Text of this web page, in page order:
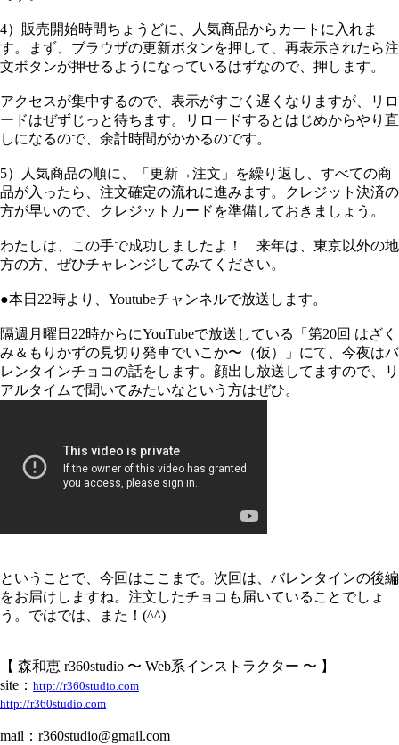
4）販売開始時間ちょうどに、人気商品からカートに入れま
す。まず、ブラウザの更新ボタンを押して、再表示されたら注
文ボタンが押せるようになっているはずなので、押します。
アクセスが集中するので、表示がすごく遅くなりますが、リロ
ードはぜずじっと待ちます。リロードするとはじめからやり直
しになるので、余計時間がかかるのです。
5）人気商品の順に、「更新→注文」を繰り返し、すべての商
品が入ったら、注文確定の流れに進みます。クレジット決済の
方が早いので、クレジットカードを準備しておきましょう。
わたしは、この手で成功しましたよ！ 来年は、東京以外の地
方の方、ぜひチャレンジしてみてください。
●本日22時より、Youtubeチャンネルで放送します。
隔週月曜日22時からにYouTubeで放送している「第20回 はざく
み＆もりかずの見切り発車でいこか〜（仮）」にて、今夜はバ
レンタインチョコの話をします。顔出し放送してますので、リ
アルタイムで聞いてみたいなという方はぜひ。
ということで、今回はここまで。次回は、バレンタインの後編
をお届けしますね。注文したチョコも届いていることでしょ
う。ではでは、また！(^^)
【 森和恵 r360studio 〜 Web系インストラクター 〜 】
site： http://r360studio.com
http://r360studio.com
mail：r360studio@gmail.com